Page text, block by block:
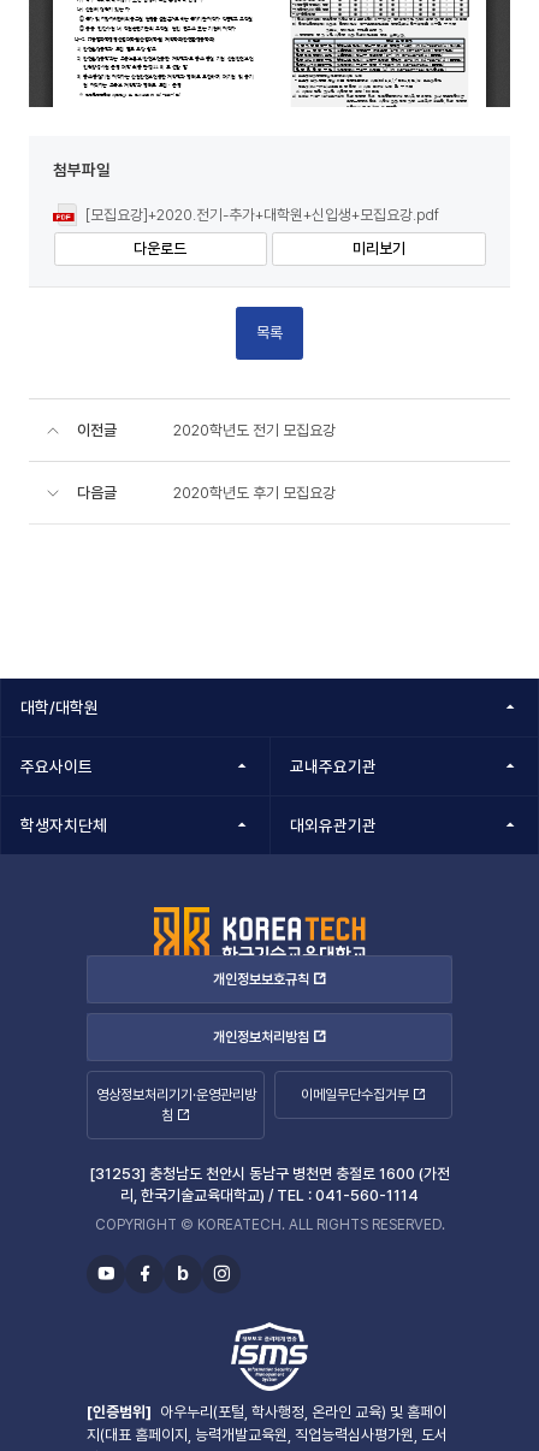
첨부파일
[모집요강]+2020.전기-추가+대학원+신입생+모집요강.pdf
다운로드
미리보기
목록
이전글 2020학년도 전기 모집요강
다음글 2020학년도 후기 모집요강
대학/대학원
주요사이트 교내주요기관
학생자치단체 대외유관기관
개인정보보호규칙
개인정보처리방침
영상정보처리기기·운영관리방
침
이메일무단수집거부
[31253] 충청남도 천안시 동남구 병천면 충절로 1600 (가전
리, 한국기술교육대학교) / TEL : 041-560-1114
COPYRIGHT © KOREATECH. ALL RIGHTS RESERVED.
유
페
b
블
인
타
그
[인증범위] 아우누리(포털, 학사행정, 온라인 교육) 및 홈페이
지(대표 홈페이지, 능력개발교육원, 직업능력심사평가원, 도서